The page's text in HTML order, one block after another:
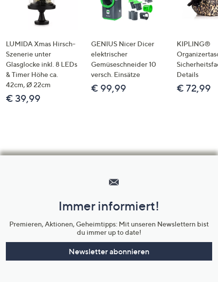
LUMIDA Xmas Hirsch-
Szenerie unter
Glasglocke inkl. 8 LEDs
& Timer Höhe ca.
42cm, Ø 22cm
€ 39,99
GENIUS Nicer Dicer
elektrischer
Gemüseschneider 10
versch. Einsätze
€ 99,99
KIPLING®
Details
€ 72,99
Unternehmensinformationen
Immer informiert!
Premieren, Aktionen, Geheimtipps: Mit unseren Newslettern bist
du immer up to date!
Newsletter abonnieren